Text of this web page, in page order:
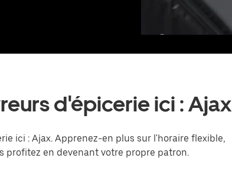
d'épicerie ici : Ajax
ici : Ajax. Apprenez-en plus sur l'horaire flexible,
profitez en devenant votre propre patron.